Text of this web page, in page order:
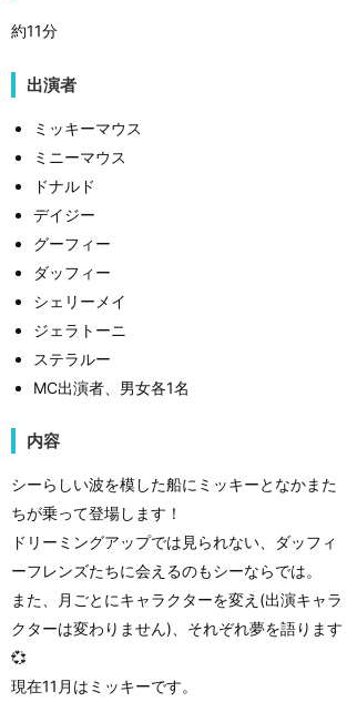
約11分
出演者
ミッキーマウス
ミニーマウス
ドナルド
デイジー
グーフィー
ダッフィー
シェリーメイ
ジェラトーニ
ステラルー
MC出演者、男女各1名
内容
シーらしい波を模した船にミッキーとなかまた
ちが乗って登場します！
ドリーミングアップでは見られない、ダッフィ
ーフレンズたちに会えるのもシーならでは。
また、月ごとにキャラクターを変え(出演キャラ
クターは変わりません)、それぞれ夢を語ります
💞
現在11月はミッキーです。